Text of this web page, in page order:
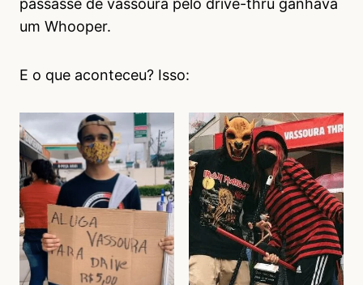
passasse de vassoura pelo drive-thru ganhava
um Whooper.
E o que aconteceu? Isso: